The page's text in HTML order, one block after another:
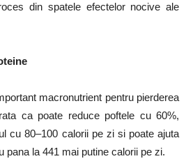
din spatele efectelor nocive ale
macronutrient pentru pierderea
ca poate reduce poftele cu 60%,
cu 80–100 calorii pe zi si poate ajuta
pana la 441 mai putine calorii pe zi.